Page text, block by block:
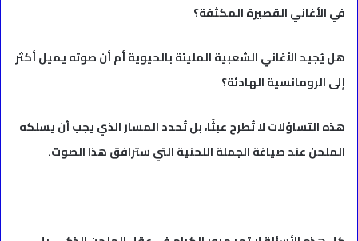
في الأغاني القصيرة المكثفة؟
هل يُجيد الأغاني الشعبية المليئة بالحيوية أم أن صوته يميل أكثر
إلى الرومانسية الهادئة؟
هذه التساؤلات لا تُطرح عبثًا، بل تُحدد المسار الذي يجب أن يسلكه
الملحن عند صياغة الجملة اللحنية التي سترافق هذا الصوت.